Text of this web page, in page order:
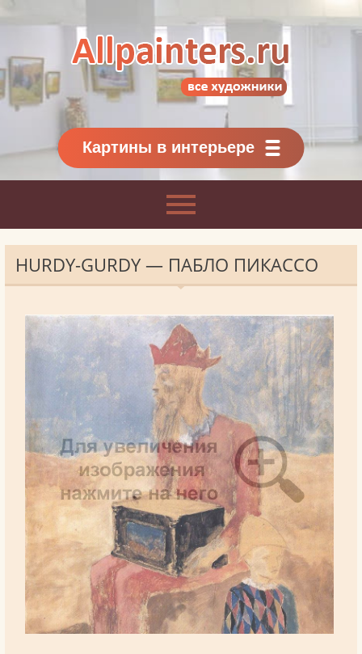
Картины классиков
и современников
Картины в интерьере
HURDY-GURDY — ПАБЛО ПИКАССО